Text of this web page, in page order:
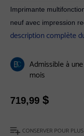
Imprimante
neuf avec impression
description complète
Admissible à
mois
719,99$
CONSERVER POUR